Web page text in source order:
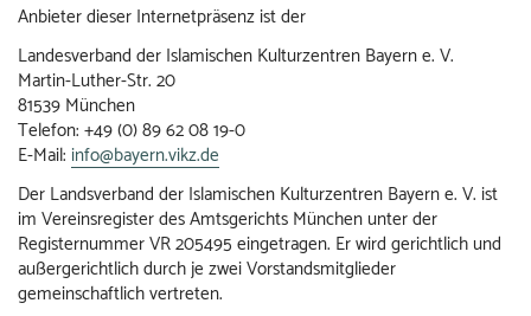
Anbieter dieser Internetpräsenz ist der
Landesverband der Islamischen Kulturzentren Bayern e. V.
Martin-Luther-Str. 20
81539 München
Telefon: +49 (0) 89 62 08 19-0
E-Mail: info@bayern.vikz.de
Der Landsverband der Islamischen Kulturzentren Bayern e. V. ist
im Vereinsregister des Amtsgerichts München unter der
Registernummer VR 205495 eingetragen. Er wird gerichtlich und
außergerichtlich durch je zwei Vorstandsmitglieder
gemeinschaftlich vertreten.